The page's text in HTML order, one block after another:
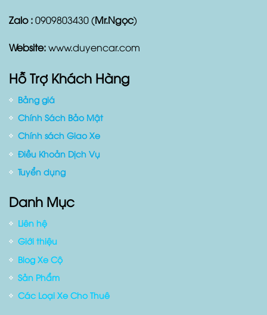
Zalo :0909803430 (Mr.Ngọc)
Website:www.duyencar.com
Hỗ Trợ Khách Hàng
Bảng giá
Chính Sách Bảo Mật
Chính sách Giao Xe
Điều Khoản Dịch Vụ
Tuyển dụng
Danh Mục
Liên hệ
Giới thiệu
Blog Xe Cộ
Sản Phẩm
Các Loại Xe Cho Thuê